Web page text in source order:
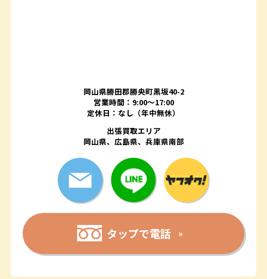
岡山県勝田郡勝央町黒坂40-2
営業時間：9:00～17:00
定休日：なし（年中無休）
出張買取エリア
岡山県、広島県、兵庫県南部
タップで電話